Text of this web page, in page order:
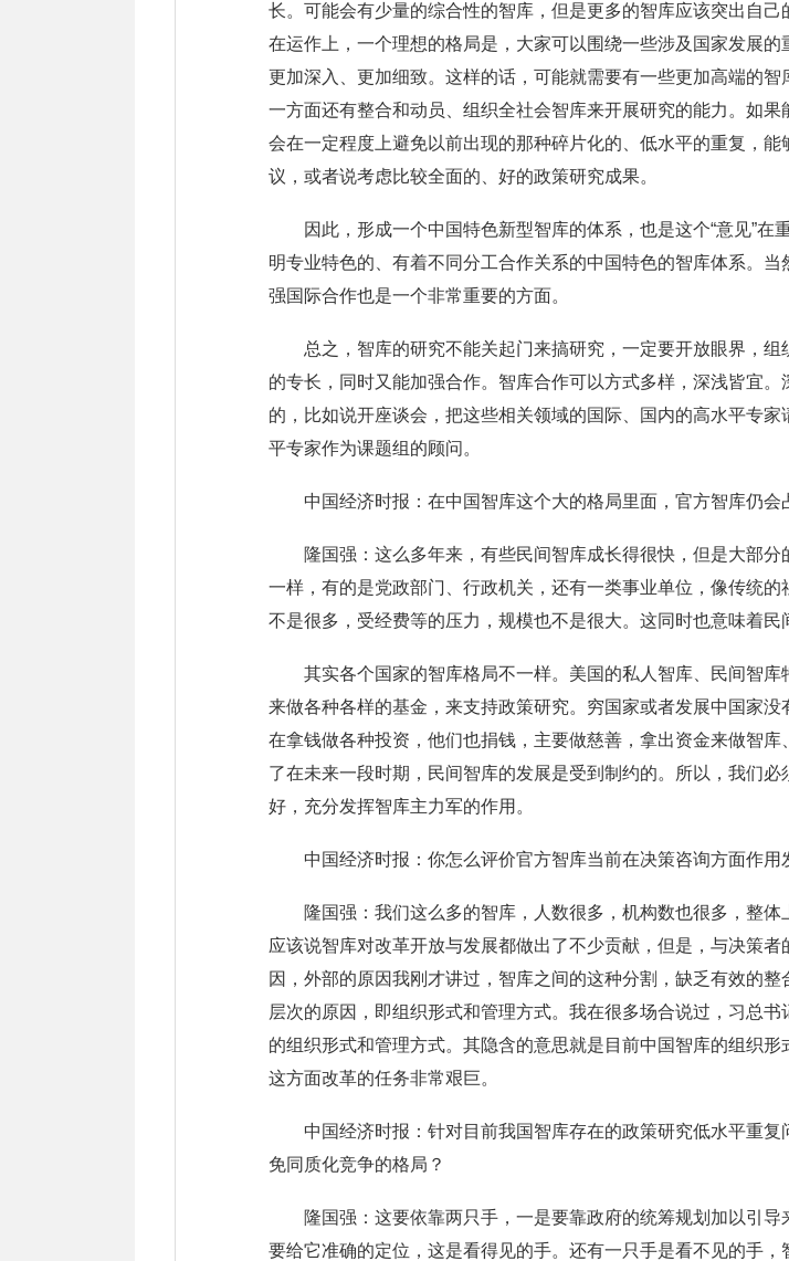
长。可能会有少量的综合性的智库，但是更多的智库应该突出自
在运作上，一个理想的格局是，大家可以围绕一些涉及国家发展
更加深入、更加细致。这样的话，可能就需要有一些更加高端的
一方面还有整合和动员、组织全社会智库来开展研究的能力。如
会在一定程度上避免以前出现的那种碎片化的、低水平的重复，
议，或者说考虑比较全面的、好的政策研究成果。
因此，形成一个中国特色新型智库的体系，也是这个“意见”
明专业特色的、有着不同分工合作关系的中国特色的智库体系。
强国际合作也是一个非常重要的方面。
总之，智库的研究不能关起门来搞研究，一定要开放眼界，
的专长，同时又能加强合作。智库合作可以方式多样，深浅皆宜
的，比如说开座谈会，把这些相关领域的国际、国内的高水平专
平专家作为课题组的顾问。
中国经济时报：在中国智库这个大的格局里面，官方智库仍会
隆国强：这么多年来，有些民间智库成长得很快，但是大部
一样，有的是党政部门、行政机关，还有一类事业单位，像传统
不是很多，受经费等的压力，规模也不是很大。这同时也意味着民
其实各个国家的智库格局不一样。美国的私人智库、民间智
来做各种各样的基金，来支持政策研究。穷国家或者发展中国家
在拿钱做各种投资，他们也捐钱，主要做慈善，拿出资金来做智
了在未来一段时期，民间智库的发展是受到制约的。所以，我们
好，充分发挥智库主力军的作用。
中国经济时报：你怎么评价官方智库当前在决策咨询方面作用
隆国强：我们这么多的智库，人数很多，机构数也很多，整
应该说智库对改革开放与发展都做出了不少贡献，但是，与决策
因，外部的原因我刚才讲过，智库之间的这种分割，缺乏有效的
层次的原因，即组织形式和管理方式。我在很多场合说过，习总
的组织形式和管理方式。其隐含的意思就是目前中国智库的组织
这方面改革的任务非常艰巨。
中国经济时报：针对目前我国智库存在的政策研究低水平重
免同质化竞争的格局？
隆国强：这要依靠两只手，一是要靠政府的统筹规划加以引
要给它准确的定位，这是看得见的手。还有一只手是看不见的手